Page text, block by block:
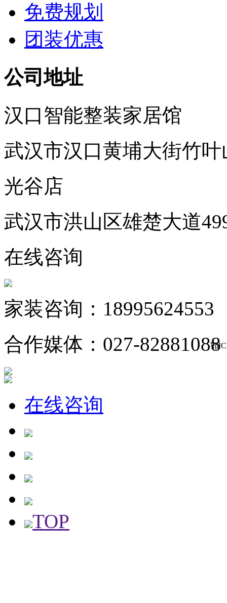
免费规划
团装优惠
公司地址
汉口智能整装家居馆
武汉市汉口黄埔大街竹
光谷店
武汉市洪山区雄楚大道
在线咨询
家装咨询：18995624553
合作媒体：027-82881088
鄂
在线咨询
TOP